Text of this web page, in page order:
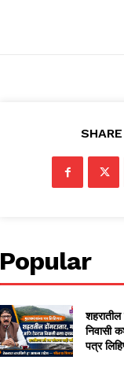
Popular
निवासी
पत्र